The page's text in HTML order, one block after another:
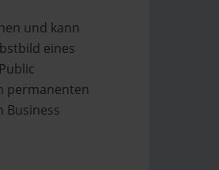
und kann
eines
permanenten
Business